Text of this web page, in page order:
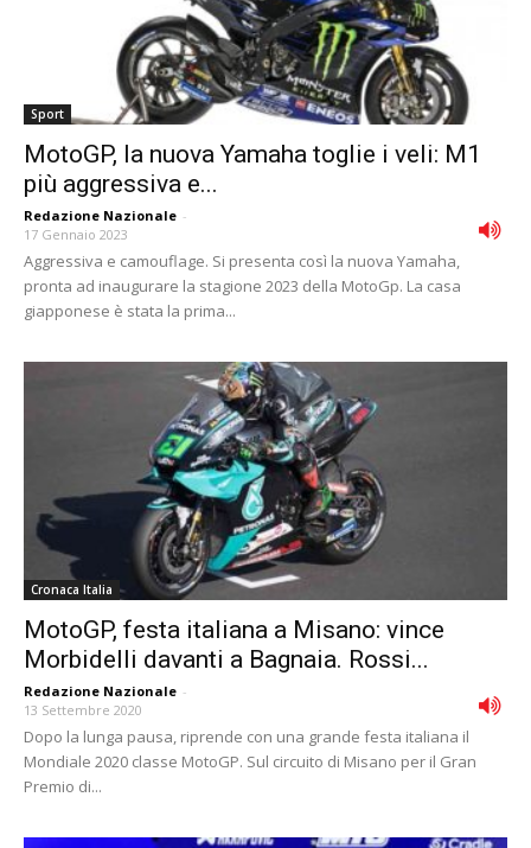
Sport
MotoGP, la nuova Yamaha toglie i veli: M1
più aggressiva e...
Redazione Nazionale -
17 Gennaio 2023
Aggressiva e camouflage. Si presenta così la nuova Yamaha,
pronta ad inaugurare la stagione 2023 della MotoGp. La casa
giapponese è stata la prima...
Cronaca Italia
MotoGP, festa italiana a Misano: vince
Morbidelli davanti a Bagnaia. Rossi...
Redazione Nazionale -
13 Settembre 2020
Dopo la lunga pausa, riprende con una grande festa italiana il
Mondiale 2020 classe MotoGP. Sul circuito di Misano per il Gran
Premio di...